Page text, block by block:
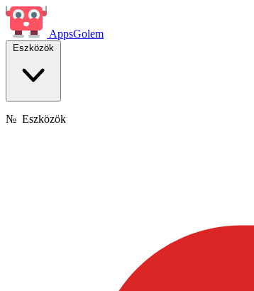
AppsGolem
Eszközök
№ Eszközök